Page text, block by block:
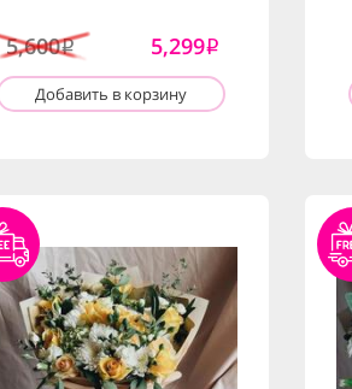
5,600i 5,299i
Добавить в корзину